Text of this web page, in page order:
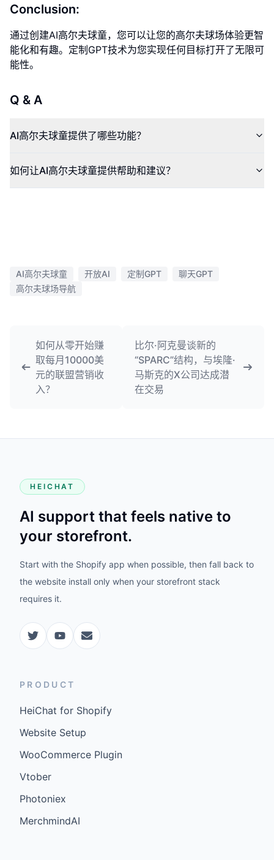
Conclusion:
通过创建AI高尔夫球童，您可以让您的高尔夫球场体验更智
能化和有趣。定制GPT技术为您实现任何目标打开了无限可
能性。
Q & A
AI高尔夫球童提供了哪些功能？
如何让AI高尔夫球童提供帮助和建议？
AI高尔夫球童 开放AI 定制GPT
聊天GPT
高尔夫球场导航
如何从零开始赚
取每月10000美
元的联盟营销收
入？
比尔·阿克曼谈新的
“SPARC”结构，与埃隆·
马斯克的X公司达成潜
在交易
HEICHAT
AI support that feels native to
your storefront.
Start with the Shopify app when possible, then fall back to
the website install only when your storefront stack
requires it.
PRODUCT
HeiChat for Shopify
Website Setup
WooCommerce Plugin
Vtober
Photoniex
MerchmindAI